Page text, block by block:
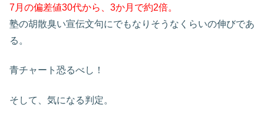
7月の偏差値30代から、3か月で約2倍。
塾の胡散臭い宣伝文句にでもなりそうなくらいの伸びであ
る。
青チャート恐るべし！
そして、気になる判定。